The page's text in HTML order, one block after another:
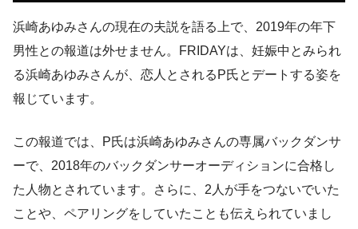
浜崎あゆみさんの現在の夫説を語る上で、2019年の年下
男性との報道は外せません。FRIDAYは、妊娠中とみられ
る浜崎あゆみさんが、恋人とされるP氏とデートする姿を
報じています。
この報道では、P氏は浜崎あゆみさんの専属バックダンサ
ーで、2018年のバックダンサーオーディションに合格し
た人物とされています。さらに、2人が手をつないでいた
ことや、ペアリングをしていたことも伝えられていまし